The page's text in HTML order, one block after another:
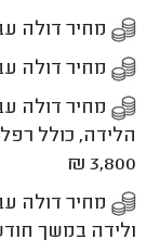
מחיר דולה
מחיר דולה עבור
מחיר דולה
הלידה, כולל
3,800 ₪
מחיר דולה
ולידה במשך חודשיים